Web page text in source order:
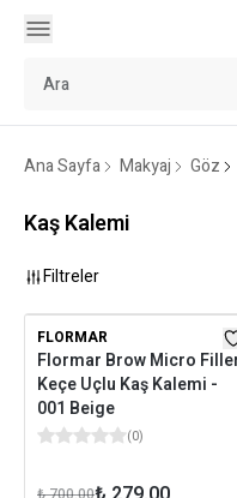
Ana Sayfa Makyaj Göz
Kaş Kalemi
Filtreler
FLORMAR
Flormar Brow Micro
Keçe Uçlu Kaş Kalemi -
001 Beige
(0)